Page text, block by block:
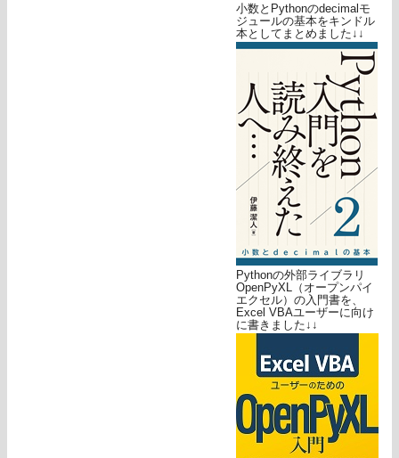
小数とPythonのdecimalモ
ジュールの基本をキンドル
本としてまとめました↓↓
Pythonの外部ライブラリ
OpenPyXL（オープンパイ
エクセル）の入門書を、
Excel VBAユーザーに向け
に書きました↓↓